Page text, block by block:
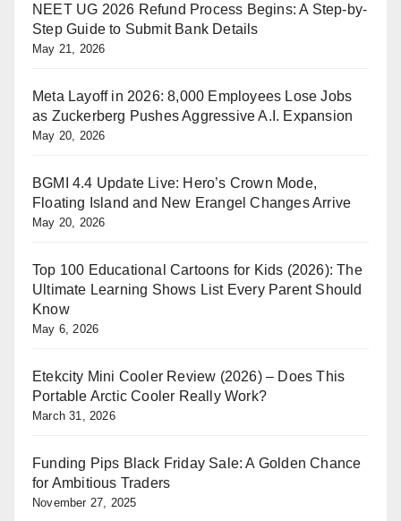
NEET UG 2026 Refund Process Begins: A Step-by-
Step Guide to Submit Bank Details
May 21, 2026
Meta Layoff in 2026: 8,000 Employees Lose Jobs
as Zuckerberg Pushes Aggressive A.I. Expansion
May 20, 2026
BGMI 4.4 Update Live: Hero’s Crown Mode,
Floating Island and New Erangel Changes Arrive
May 20, 2026
Top 100 Educational Cartoons for Kids (2026): The
Ultimate Learning Shows List Every Parent Should
Know
May 6, 2026
Etekcity Mini Cooler Review (2026) – Does This
Portable Arctic Cooler Really Work?
March 31, 2026
Funding Pips Black Friday Sale: A Golden Chance
for Ambitious Traders
November 27, 2025